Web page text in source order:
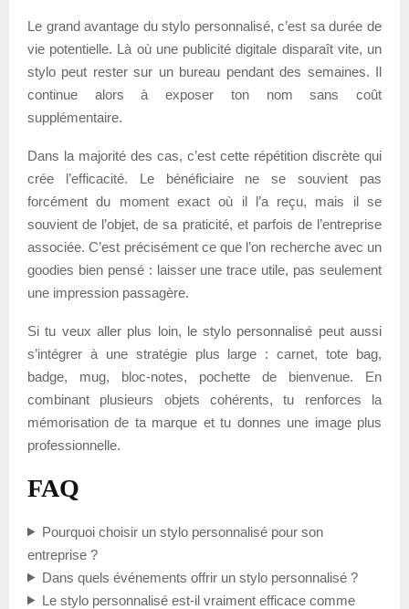
Le grand avantage du stylo personnalisé, c’est sa durée de
vie potentielle. Là où une publicité digitale disparaît vite, un
stylo peut rester sur un bureau pendant des semaines. Il
continue alors à exposer ton nom sans coût
supplémentaire.
Dans la majorité des cas, c’est cette répétition discrète qui
crée l’efficacité. Le bénéficiaire ne se souvient pas
forcément du moment exact où il l’a reçu, mais il se
souvient de l’objet, de sa praticité, et parfois de l’entreprise
associée. C’est précisément ce que l’on recherche avec un
goodies bien pensé : laisser une trace utile, pas seulement
une impression passagère.
Si tu veux aller plus loin, le stylo personnalisé peut aussi
s’intégrer à une stratégie plus large : carnet, tote bag,
badge, mug, bloc-notes, pochette de bienvenue. En
combinant plusieurs objets cohérents, tu renforces la
mémorisation de ta marque et tu donnes une image plus
professionnelle.
FAQ
Pourquoi choisir un stylo personnalisé pour son
entreprise ?
Dans quels événements offrir un stylo personnalisé ?
Le stylo personnalisé est-il vraiment efficace comme